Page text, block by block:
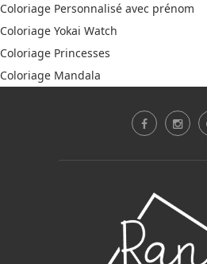
Coloriage Personnalisé avec prénom
Coloriage Yokai Watch
Coloriage Princesses
Coloriage Mandala